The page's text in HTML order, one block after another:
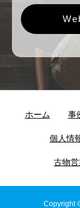
ホーム 事
個人情
古物
Copyright